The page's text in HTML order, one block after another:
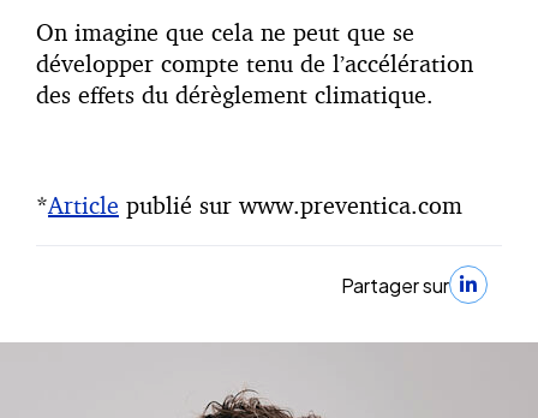
On imagine que cela ne peut que se
développer compte tenu de l’accélération
des effets du dérèglement climatique.
*Article publié sur www.preventica.com
Partager sur